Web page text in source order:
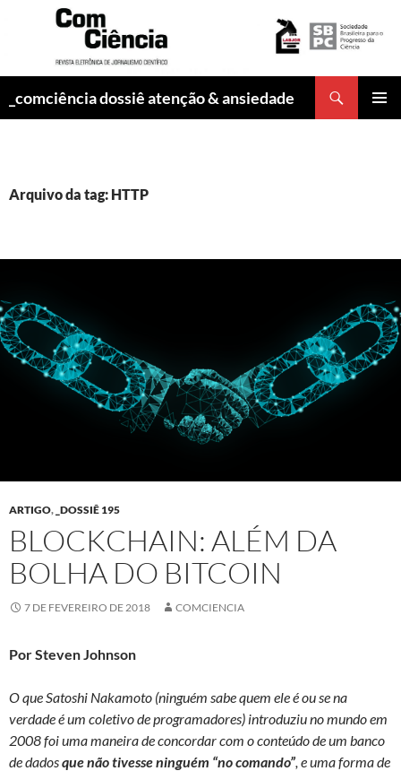
_comciência dossiê atenção & ansiedade
Arquivo da tag: HTTP
ARTIGO, _DOSSIÊ 195
BLOCKCHAIN: ALÉM DA
BOLHA DO BITCOIN
7 DE FEVEREIRO DE 2018 COMCIENCIA
Por Steven Johnson
O que Satoshi Nakamoto (ninguém sabe quem ele é ou se na
verdade é um coletivo de programadores) introduziu no mundo em
2008 foi uma maneira de concordar com o conteúdo de um banco
de dadosque não tivesse ninguém “no comando”, e uma forma de